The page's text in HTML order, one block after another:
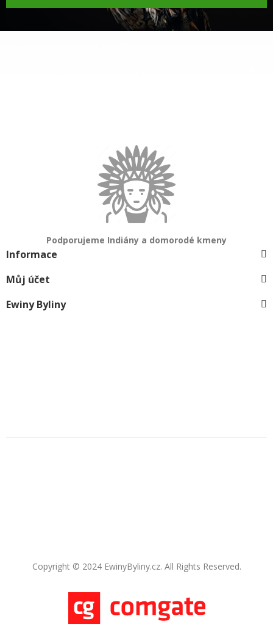
Podporujeme Indiány a domorodé kmeny
Informace
Můj účet
Ewiny Byliny
Copyright © 2024 EwinyByliny.cz. All Rights Reserved.